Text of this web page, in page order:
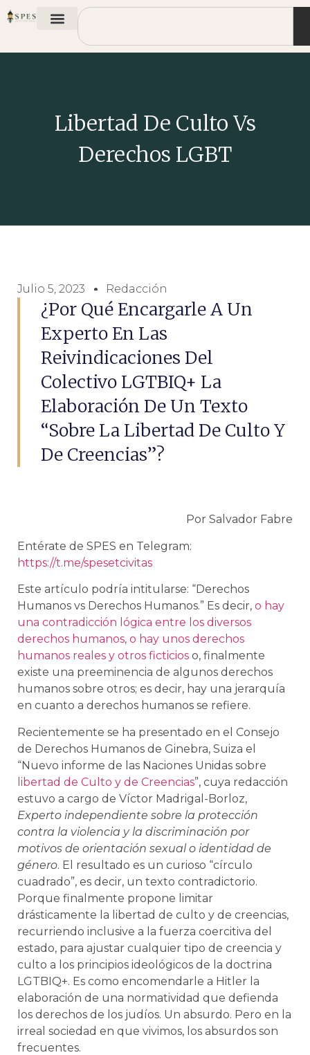
Libertad De Culto Vs
Derechos LGBT
Julio 5, 2023 Redacción
¿Por Qué Encargarle A Un
Experto En Las
Reivindicaciones Del
Colectivo LGTBIQ+ La
Elaboración De Un Texto
“sobre La Libertad De Culto Y
De Creencias”?
Por Salvador Fabre
Entérate de SPES en Telegram:
https://t.me/spesetcivitas
Este artículo podría intitularse: “Derechos
Humanos vs Derechos Humanos.” Es decir, o hay
una contradicción lógica entre los diversos
derechos humanos, o hay unos derechos
humanos reales y otros ficticios o, finalmente
existe una preeminencia de algunos derechos
humanos sobre otros; es decir, hay una jerarquía
en cuanto a derechos humanos se refiere.
Recientemente se ha presentado en el Consejo
de Derechos Humanos de Ginebra, Suiza el
“Nuevo informe de las Naciones Unidas sobre
libertad de Culto y de Creencias”, cuya redacción
estuvo a cargo de Víctor Madrigal-Borloz,
Experto independiente sobre la protección
contra la violencia y la discriminación por
motivos de orientación sexual o identidad de
género. El resultado es un curioso “círculo
cuadrado”, es decir, un texto contradictorio.
Porque finalmente propone limitar
drásticamente la libertad de culto y de creencias,
recurriendo inclusive a la fuerza coercitiva del
estado, para ajustar cualquier tipo de creencia y
culto a los principios ideológicos de la doctrina
LGTBIQ+. Es como encomendarle a Hitler la
elaboración de una normatividad que defienda
los derechos de los judíos. Un absurdo. Pero en la
irreal sociedad en que vivimos, los absurdos son
frecuentes.